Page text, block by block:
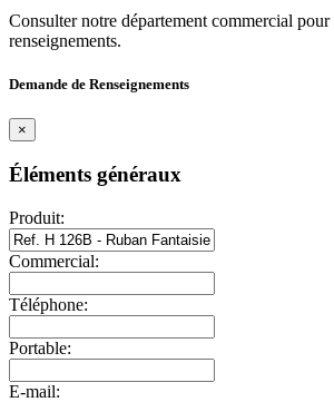
Consulter notre département commercial pour
renseignements.
Demande de Renseignements
×
Éléments généraux
Produit:
Commercial:
Téléphone:
Portable:
E-mail: